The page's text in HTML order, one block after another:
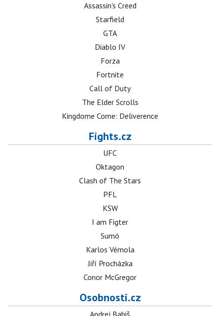
Assassin's Creed
Starfield
GTA
Diablo IV
Forza
Fortnite
Call of Duty
The Elder Scrolls
Kingdome Come: Deliverence
Fights.cz
UFC
Oktagon
Clash of The Stars
PFL
KSW
I am Figter
Sumó
Karlos Vémola
Jiří Procházka
Conor McGregor
Osobnosti.cz
Andrej Babiš